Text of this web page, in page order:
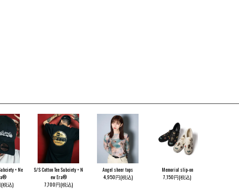
× Ne
税込)
S/S Cotton Tee Subciety × N
ew Era®
7,700円(税込)
Angel sheer tops
4,950円(税込)
Memorial slip-on
7,150円(税込)